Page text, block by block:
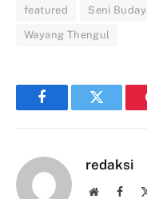
featured Seni
Wayang Thengul
FacebookTwitter
redaksi
Website